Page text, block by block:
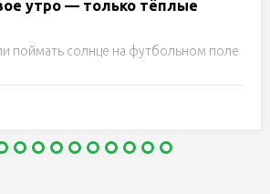
утро — только тёплые
поймать солнце на футбольном поле